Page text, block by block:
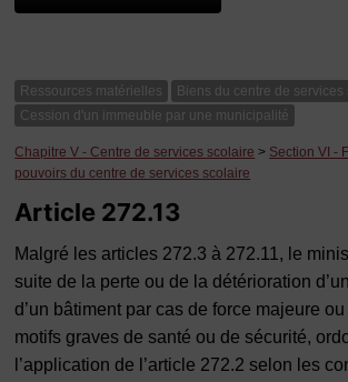
Ressources matérielles
Biens du centre de services
Cession d'un immeuble par une municipalité
Chapitre V - Centre de services scolaire > Section VI -
pouvoirs du centre de services scolaire
Article 272.13
Malgré les articles 272.3 à 272.11, le
suite de la perte ou de la détérioration
d’un bâtiment par cas de force majeure
motifs graves de santé ou de sécurité,
l’application de l’article 272.2 selon les